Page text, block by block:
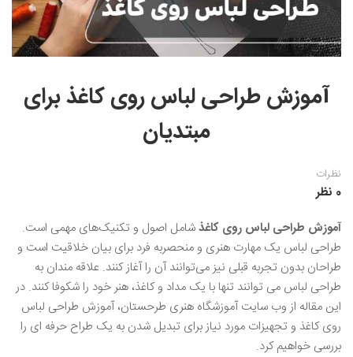
طراحی سیاه قلم
نقاشی مینیاتور(نگارگری)
نقاشی تذهیب و گل و مرغ
آموزش طراحی لباس روی کاغذ برای
مبتدیان
نظرات
0 نظر
آموزش طراحی لباس روی کاغذشامل اصول و تکنیک‌های مهمی است.
طراحی لباس یک مهارت هنری و منحصربه ‌فرد برای بیان خلاقیت است و
طراحان بدون تجربه قبلی نیز می‌توانند آن را آغاز کنند. علاقه ‌مندان به
طراحی لباس می‌ توانند تنها با یک مداد و کاغذ، هنر خود را شکوفا کنند. در
این مقاله از وب ‌سایت آموزشگاه هنری طرحستان، آموزش طراحی لباس
روی کاغذ و تجهیزات مورد نیاز برای تبدیل شدن به یک طراح حرفه ‌ای را
بررسی خواهیم کرد.